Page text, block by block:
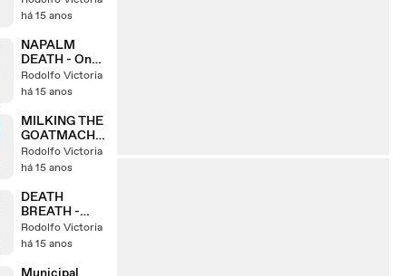
há 15 anos
NAPALM
DEATH - On
The Brink Of
Extinction
Rodolfo Victoria
há 15 anos
MILKING THE
GOATMACHI
NE - Here
Comes Uncle
Rodolfo Victoria
há 15 anos
DEATH
BREATH -
Death Breath
Rodolfo Victoria
há 15 anos